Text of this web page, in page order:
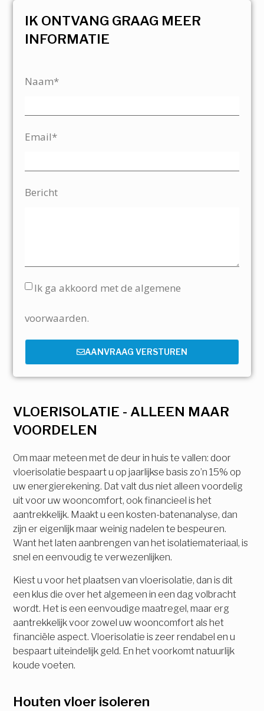
VLOERISOLATIE - ALLEEN MAAR
VOORDELEN
Om maar meteen met de deur in huis te vallen: door
vloerisolatie bespaart u op jaarlijkse basis zo’n 15% op
uw energierekening. Dat valt dus niet alleen voordelig
uit voor uw wooncomfort, ook financieel is het
aantrekkelijk. Maakt u een kosten-batenanalyse, dan
zijn er eigenlijk maar weinig nadelen te bespeuren.
Want het laten aanbrengen van het isolatiemateriaal, is
snel en eenvoudig te verwezenlijken.
Kiest u voor het plaatsen van vloerisolatie, dan is dit
een klus die over het algemeen in een dag volbracht
wordt. Het is een eenvoudige maatregel, maar erg
aantrekkelijk voor zowel uw wooncomfort als het
financiële aspect. Vloerisolatie is zeer rendabel en u
bespaart uiteindelijk geld. En het voorkomt natuurlijk
koude voeten.
Houten vloer isoleren
IK ONTVANG GRAAG MEER
INFORMATIE
Naam*
Email*
Bericht
Ik ga akkoord met de algemene
voorwaarden.
AANVRAAG VERSTUREN